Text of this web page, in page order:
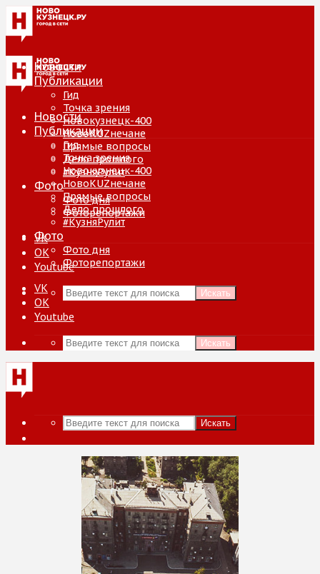
Новости
Публикации
Гид
Точка зрения
Новокузнецк-400
НовоKUZнечане
Прямые вопросы
Дело прошлого
#КузняРулит
Фото
Фото дня
Фоторепортажи
VK
ОК
Youtube
Искать
Новости
Публикации
Гид
Точка зрения
Новокузнецк-400
НовоKUZнечане
Прямые вопросы
Дело прошлого
#КузняРулит
Фото
Фото дня
Фоторепортажи
VK
ОК
Youtube
Искать
Искать